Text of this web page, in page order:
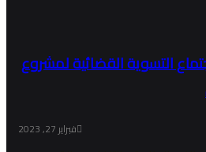
التسوية القضائية لمشروع
فبراير 27, 2023